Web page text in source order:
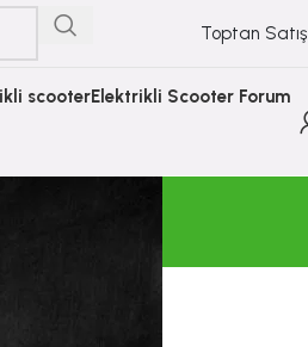
Toptan Satış
scooterElektrikli Scooter Forum